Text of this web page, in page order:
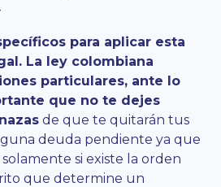
para aplicar esta
La ley colombiana
particulares, ante lo
que no te dejes
de que te quitarán tus
deuda pendiente ya que
si existe la orden
que determine un